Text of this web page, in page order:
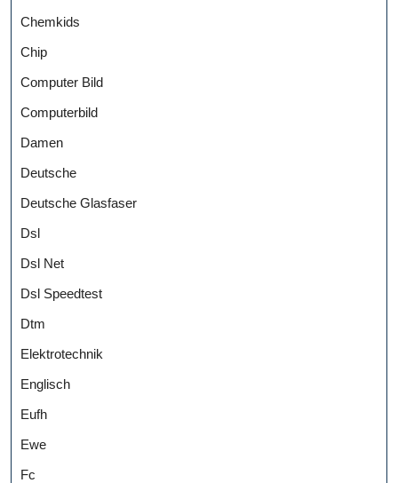
Chemkids
Chip
Computer Bild
Computerbild
Damen
Deutsche
Deutsche Glasfaser
Dsl
Dsl Net
Dsl Speedtest
Dtm
Elektrotechnik
Englisch
Eufh
Ewe
Fc